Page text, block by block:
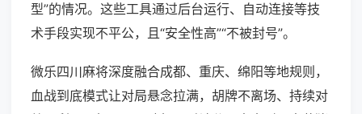
型”的情况。这些工具通过后台运行、自动连接等技
术手段实现不平公，且“安全性高”“不被封号”。
微乐四川麻将深度融合成都、重庆、绵阳等地规则，
血战到底模式让对局悬念拉满，胡牌不离场、持续对